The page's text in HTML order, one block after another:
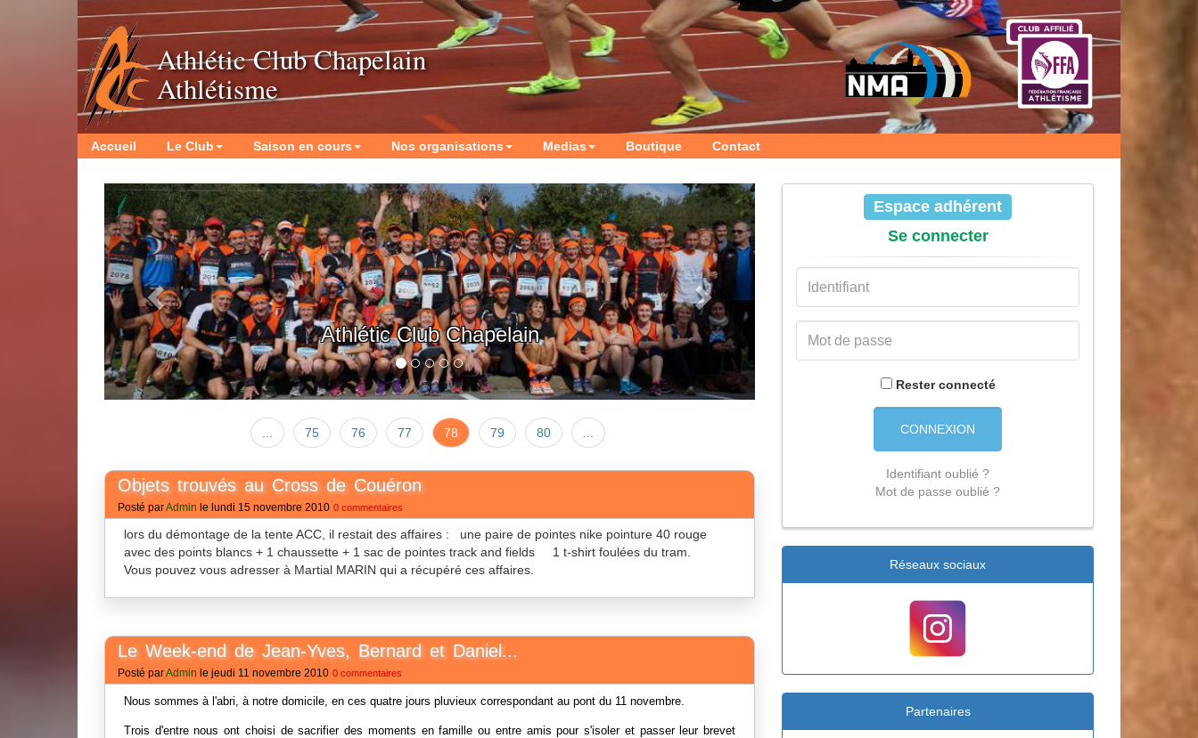
Athlétic Club Chapelain
Athlétisme
Accueil Le Club Saison en cours Nos organisations Medias Boutique Contact
25èmeMeeting de la Ville
de la Chapelle-sur-Erdre
Dimanche 21 Juin 2026
Previous Next
... 75 76 77 78 79 80 ...
Objets trouvés au Cross de Couéron
Posté parAdmin le lundi 15 novembre 2010 0 commentaires
lors du démontage de la tente ACC, il restait des affaires : une paire de pointes nike pointure 40 rouge
avec des points blancs + 1 chaussette + 1 sac de pointes track and fields 1 t-shirt foulées du tram.
Vous pouvez vous adresser à Martial MARIN qui a récupéré ces affaires.
Le Week-end de Jean-Yves, Bernard et Daniel...
Posté parAdmin le jeudi 11 novembre 2010 0 commentaires
Nous sommes à l'abri, à notre domicile, en ces quatre jours pluvieux correspondant au pont du 11 novembre.
Trois d'entre nous ont choisi de sacrifier des moments en famille ou entre amis pour s'isoler et passer leur brevet
Espace adhérent
Se connecter
Rester connecté
CONNEXION
Identifiant oublié ?
Mot de passe oublié ?
Réseaux sociaux
Partenaires